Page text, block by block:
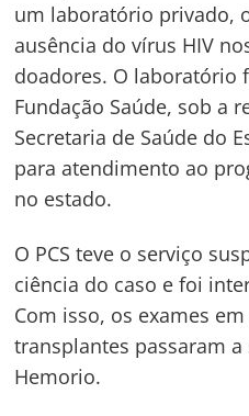
um laboratório privado,
ausência do vírus HIV
doadores. O laboratório
Fundação Saúde, sob a
Secretaria de Saúde do
para atendimento ao
no estado.
O PCS teve o serviço
ciência do caso e foi
Com isso, os exames
transplantes passaram
Hemorio.